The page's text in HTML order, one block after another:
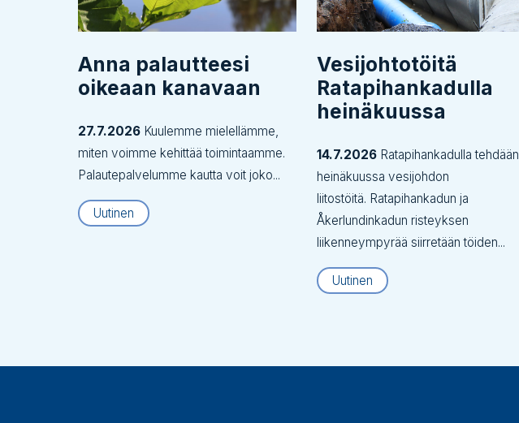
Anna palautteesi
oikeaan kanavaan
27.7.2026 Kuulemme mielellämme,
miten voimme kehittää toimintaamme.
Palautepalvelumme kautta voit joko...
Uutinen
Vesijohtotöitä
Ratapihankadulla
heinäkuussa
14.7.2026 Ratapihankadulla tehdään
heinäkuussa vesijohdon
liitostöitä. Ratapihankadun ja
Åkerlundinkadun risteyksen
liikenneympyrää siirretään töiden...
Uutinen